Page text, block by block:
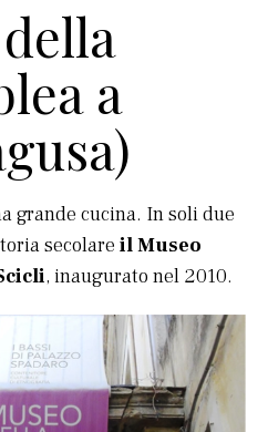
a
grande cucina. In soli due
secolare il Museo
, inaugurato nel 2010.